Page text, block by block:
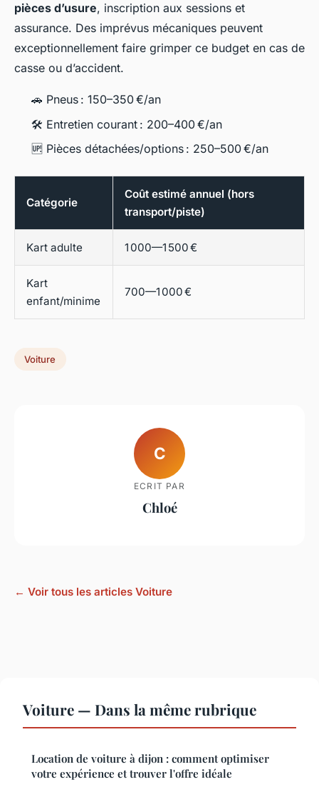
pièces d’usure, inscription aux sessions et
assurance. Des imprévus mécaniques peuvent
exceptionnellement faire grimper ce budget en cas de
casse ou d’accident.
🚗 Pneus : 150–350 €/an
🛠 Entretien courant : 200–400 €/an
🆙 Pièces détachées/options : 250–500 €/an
Catégorie
Coût estimé annuel (hors
transport/piste)
Kart adulte 1 000—1 500 €
Kart
enfant/minime
700—1 000 €
Voiture
C
ECRIT PAR
Chloé
← Voir tous les articles Voiture
Voiture — Dans la même rubrique
Location de voiture à dijon : comment optimiser
votre expérience et trouver l'offre idéale